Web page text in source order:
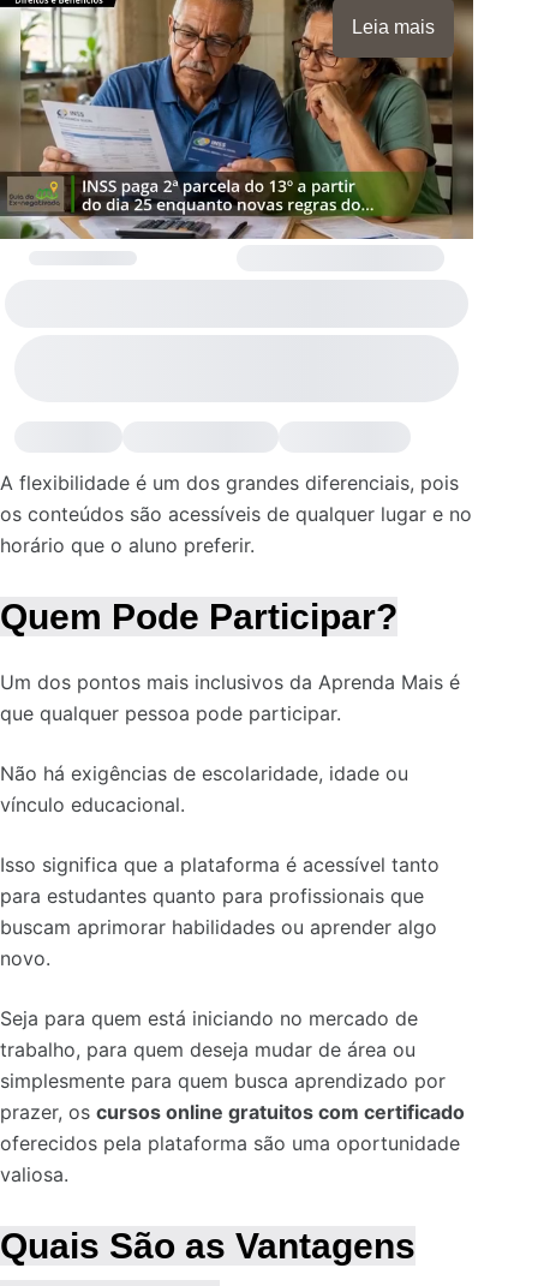
Leia mais
A flexibilidade é um dos grandes diferenciais, pois
os conteúdos são acessíveis de qualquer lugar e no
horário que o aluno preferir.
Quem Pode Participar?
Um dos pontos mais inclusivos da Aprenda Mais é
que qualquer pessoa pode participar.
Não há exigências de escolaridade, idade ou
vínculo educacional.
Isso significa que a plataforma é acessível tanto
para estudantes quanto para profissionais que
buscam aprimorar habilidades ou aprender algo
novo.
Seja para quem está iniciando no mercado de
trabalho, para quem deseja mudar de área ou
simplesmente para quem busca aprendizado por
prazer, os cursos online gratuitos com certificado
oferecidos pela plataforma são uma oportunidade
valiosa.
Quais São as Vantagens